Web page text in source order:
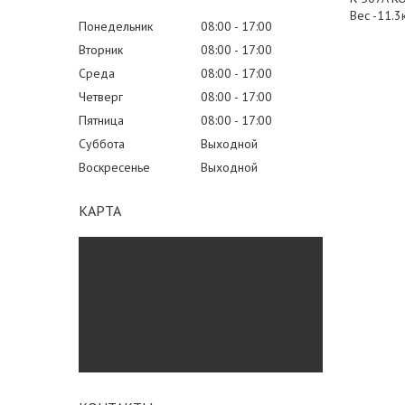
Понедельник 08:00
17:00
Вторник
08:00
17:00
Среда
08:00
17:00
Четверг
08:00
17:00
Пятница
08:00
17:00
Суббота
Выходной
Воскресенье
Выходной
КАРТА
Вес -